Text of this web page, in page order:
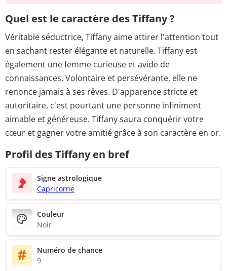
Quel est le caractère des Tiffany ?
Véritable séductrice, Tiffany aime attirer l'attention tout
en sachant rester élégante et naturelle. Tiffany est
également une femme curieuse et avide de
connaissances. Volontaire et persévérante, elle ne
renonce jamais à ses rêves. D'apparence stricte et
autoritaire, c'est pourtant une personne infiniment
aimable et généreuse. Tiffany saura conquérir votre
cœur et gagner votre amitié grâce à son caractère en or.
Profil des Tiffany en bref
Signe astrologique
Capricorne
Couleur
Noir
Numéro de chance
9